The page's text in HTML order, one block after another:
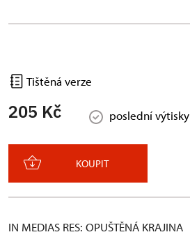
Tištěná verze
205 Kč poslední výtisky
KOUPIT
IN MEDIAS RES: OPUŠTĚNÁ KRAJINA